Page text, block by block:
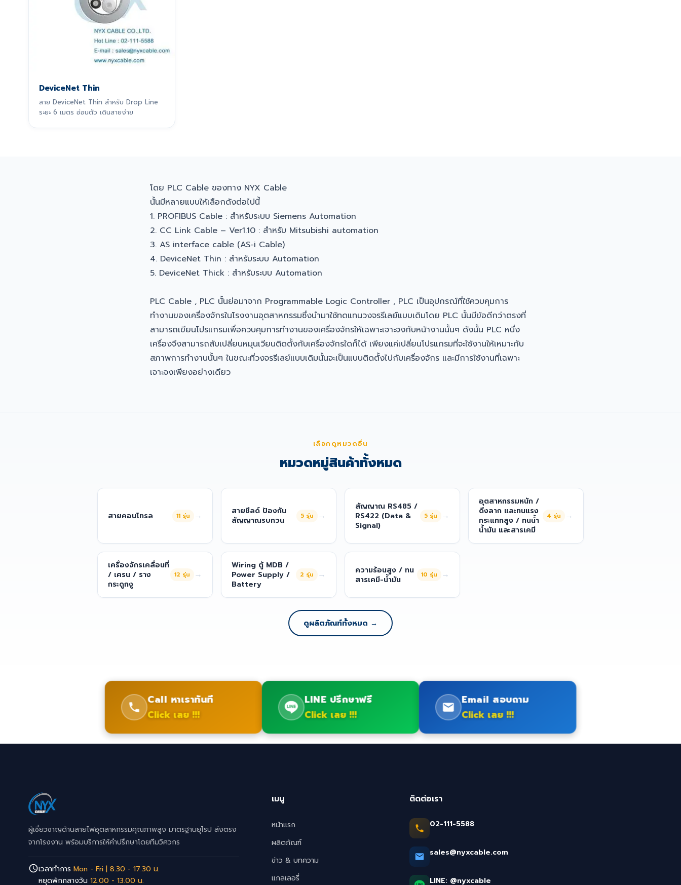
DeviceNet Thin
สาย DeviceNet Thin สำหรับ Drop Line
ระยะ 6 เมตร อ่อนตัว เดินสายง่าย
โดย PLC Cable ของทาง NYX Cable
นั้นมีหลายแบบให้เลือกดังต่อไปนี้
1. PROFIBUS Cable : สำหรับระบบ Siemens Automation
2. CC Link Cable – Ver1.10 : สำหรับ Mitsubishi automation
3. AS interface cable (AS-i Cable)
4. DeviceNet Thin : สำหรับระบบ Automation
5. DeviceNet Thick : สำหรับระบบ Automation
PLC Cable , PLC นั้นย่อมาจาก Programmable Logic Controller , PLC เป็นอุปกรณ์ที่ใช้ควบคุมการ
ทำงานของเครื่องจักรในโรงงานอุตสาหกรรมซึ่งนำมาใช้ทดแทนวงจรรีเลย์แบบเดิมโดย PLC นั้นมีข้อดีกว่าตรงที่
สามารถเขียนโปรแกรมเพื่อควบคุมการทำงานของเครื่องจักรให้เฉพาะเจาะจงกับหน้างานนั้นๆ ดังนั้น PLC หนึ่ง
เครื่องจึงสามารถสับเปลี่ยนหมุนเวียนติดตั้งกับเครื่องจักรใดก็ได้ เพียงแค่เปลี่ยนโปรแกรมที่จะใช้งานให้เหมาะกับ
สภาพการทำงานนั้นๆ ในขณะที่วงจรรีเลย์แบบเดิมนั้นจะเป็นแบบติดตั้งไปกับเครื่องจักร และมีการใช้งานที่เฉพาะ
เจาะจงเพียงอย่างเดียว
เลือกดูหมวดอื่น
หมวดหมู่สินค้าทั้งหมด
สายคอนโทรล 11 รุ่น →
สายชีลด์ ป้องกัน
สัญญาณรบกวน
5 รุ่น →
สัญญาณ RS485 /
RS422 (Data &
Signal)
5 รุ่น →
อุตสาหกรรมหนัก /
ดึงลาก และทนแรง
กระแทกสูง / ทนน้ำ
น้ำมัน และสารเคมี
4 รุ่น →
เครื่องจักรเคลื่อนที่
/ เครน / ราง
กระดูกงู
12 รุ่น →
Wiring ตู้ MDB /
Power Supply /
Battery
2 รุ่น →
ความร้อนสูง / ทน
สารเคมี-น้ำมัน
10 รุ่น →
ดูผลิตภัณฑ์ทั้งหมด →
Call หาเราทันที
Click เลย !!!
LINE ปรึกษาฟรี
Click เลย !!!
Email สอบถาม
Click เลย !!!
ผู้เชี่ยวชาญด้านสายไฟอุตสาหกรรมคุณภาพสูง มาตรฐานยุโรป ส่งตรง
จากโรงงาน พร้อมบริการให้คำปรึกษาโดยทีมวิศวกร
เวลาทำการ Mon - Fri | 8.30 - 17.30 น.
หยุดพักกลางวัน 12.00 - 13.00 น.
เมนู
หน้าแรก
ผลิตภัณฑ์
ข่าว & บทความ
แกลเลอรี่
ติดต่อเรา
02-111-5588
sales@nyxcable.com
LINE: @nyxcable